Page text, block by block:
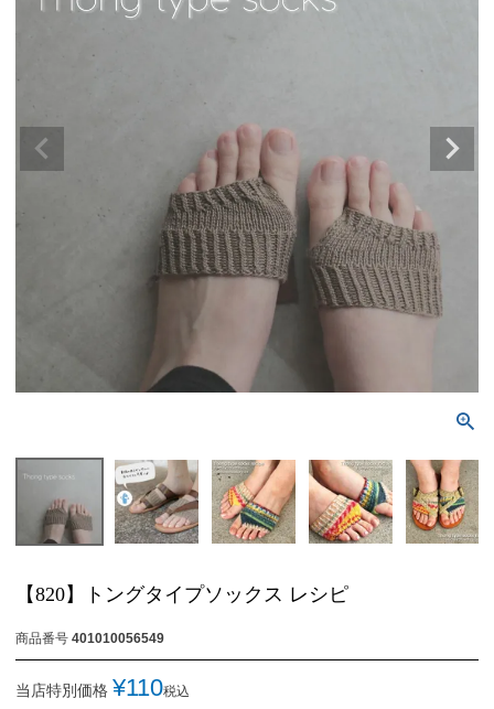
【820】トングタイプソックス レシピ
商品番号 401010056549
当店特別価格 ¥110税込